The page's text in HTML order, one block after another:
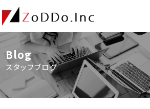
Blog
スタッフブログ